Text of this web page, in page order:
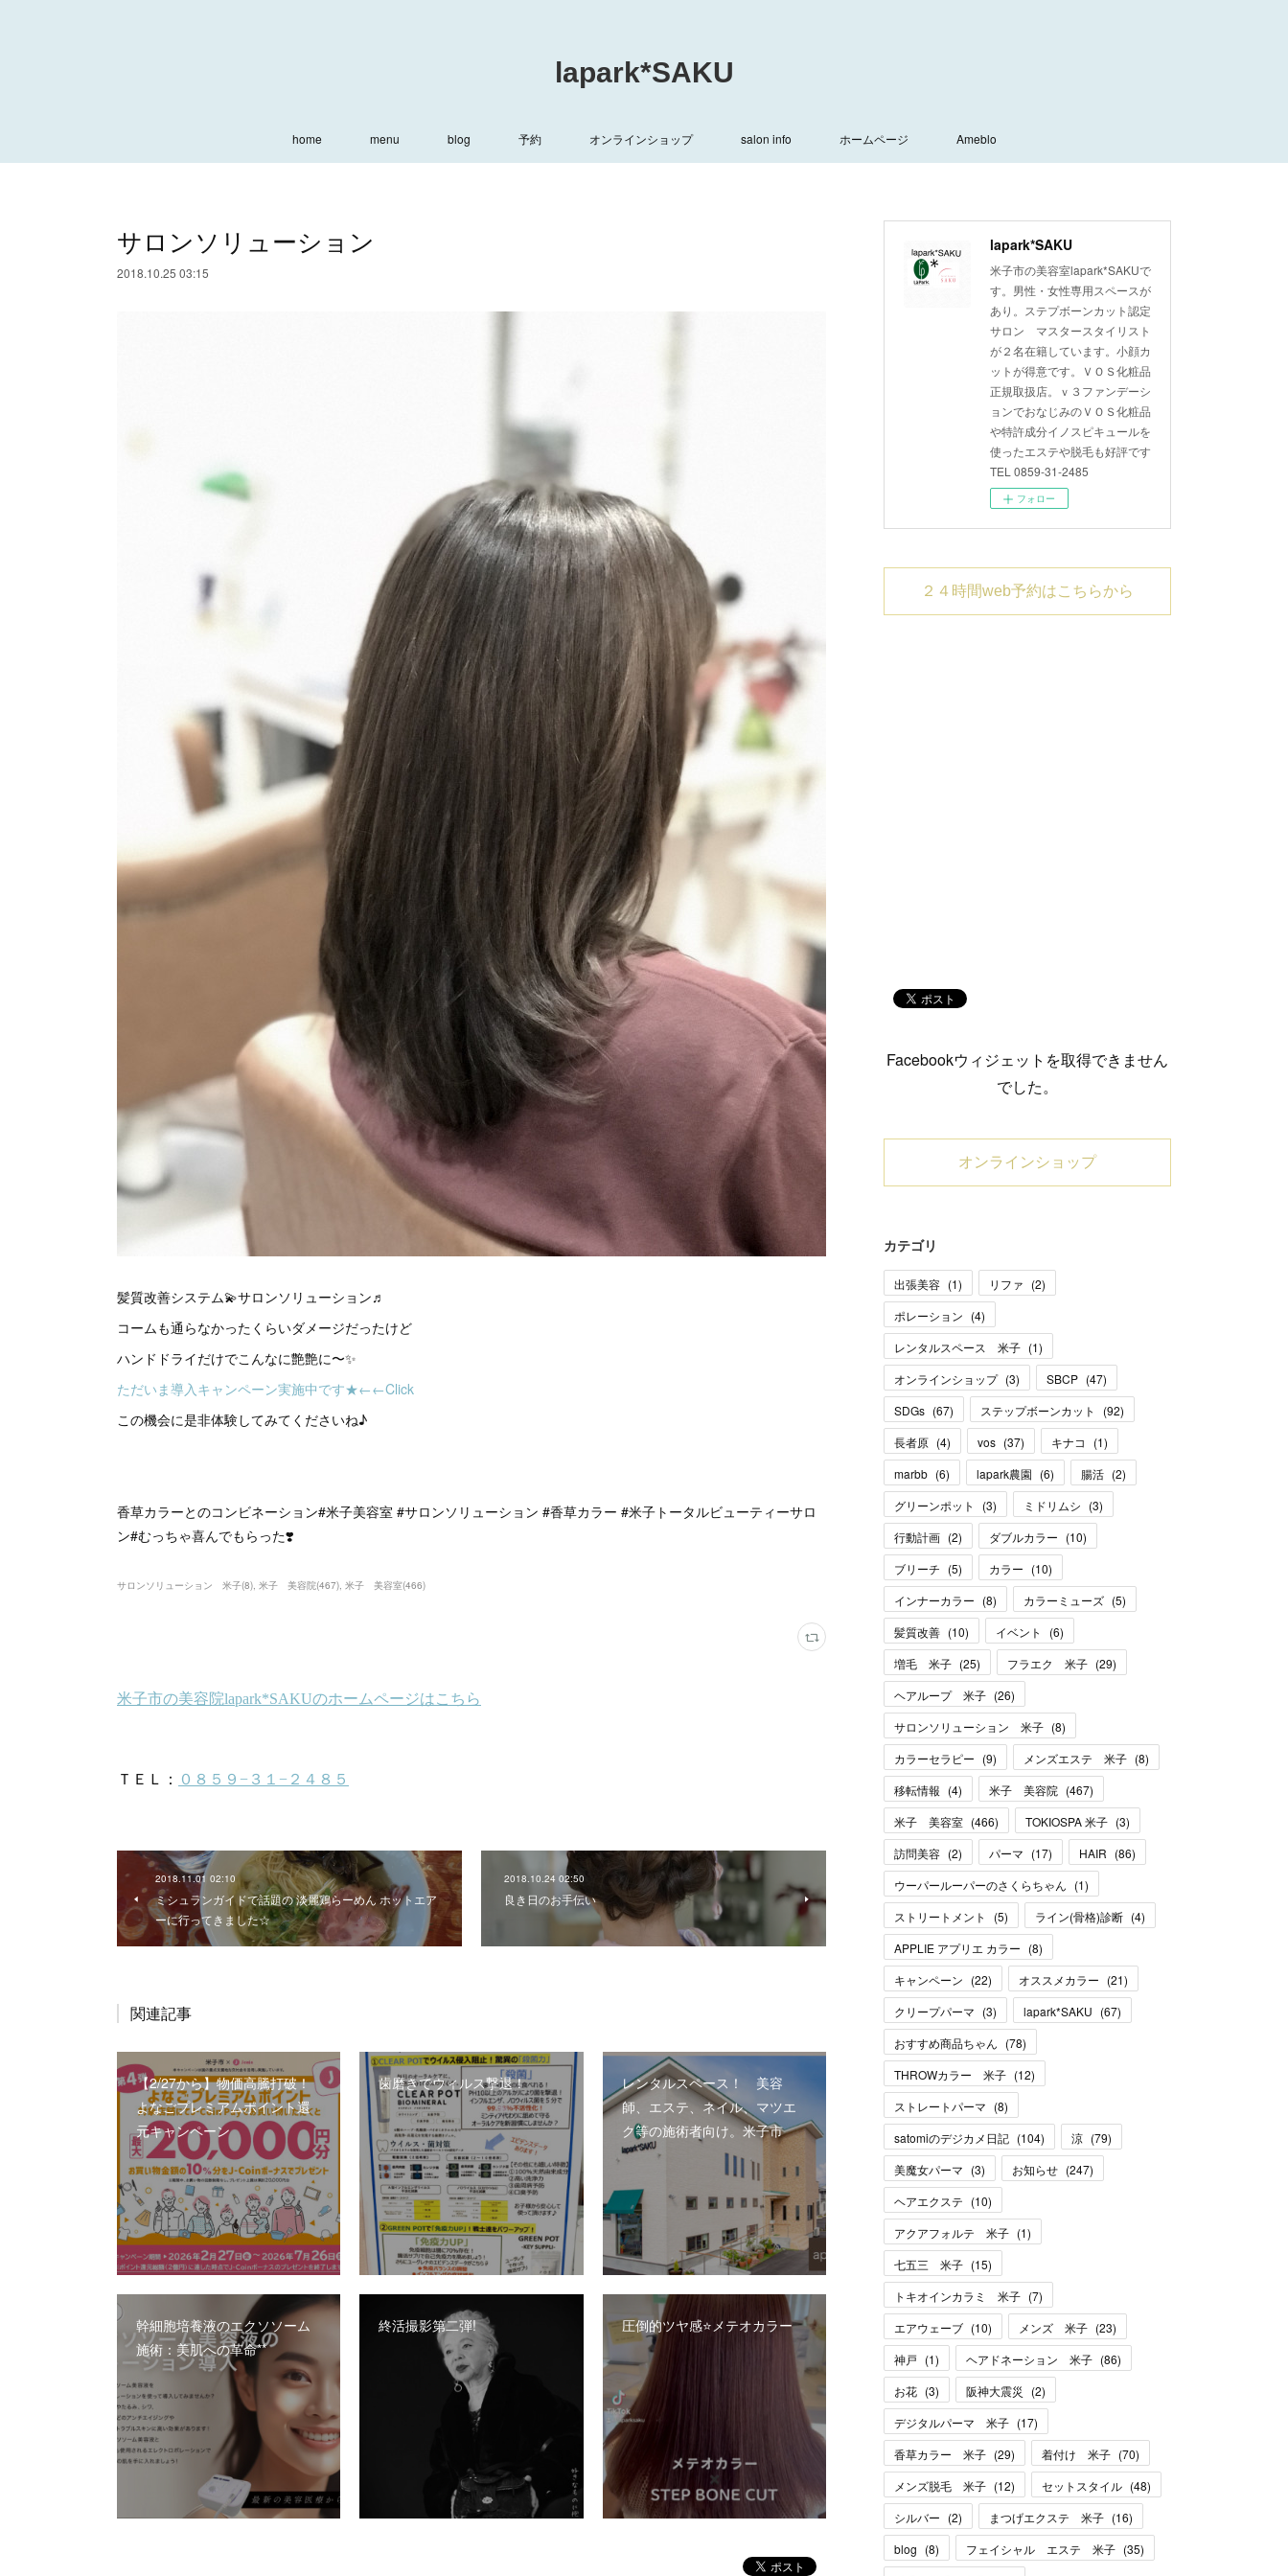
lapark*SAKU
home menu blog 予約 オンラインショップ salon info ホームページ Ameblo
サロンソリューション
2018.10.25 03:15
髪質改善システム💫サロンソリューション♬
コームも通らなかったくらいダメージだったけど
ハンドドライだけでこんなに艶艶に〜✨
ただいま導入キャンペーン実施中です★←←Click
この機会に是非体験してみてくださいね♪
香草カラーとのコンビネーション#米子美容室 #サロンソリューション #香草カラー #米子トータルビューティーサロ
ン#むっちゃ喜んでもらった❣️
サロンソリューション 米子(8) 米子 美容院(467) 米子 美容室(466)
2018.11.01 02:10
ミシュランガイドで話題の 淡麗鶏らーめん ホットエア
ーに行ってきました☆
2018.10.24 02:50
良き日のお手伝い
関連記事
【2/27から】物価高騰打破！
よなごプレミアムポイント還
元キャンペーン
歯磨きでウィルス撃退！
レンタルスペース！ 美容
師、エステ、ネイル、マツエ
ク等の施術者向け。米子市
幹細胞培養液のエクソソーム
施術：美肌への革命**
終活撮影第二弾! 圧倒的ツヤ感⭐️メテオカラー
lapark*SAKU
米子市の美容室lapark*SAKUで
す。男性・女性専用スペースが
あり。ステプボーンカット認定
サロン マスタースタイリスト
が２名在籍しています。小顔カ
ットが得意です。ＶＯＳ化粧品
正規取扱店。ｖ３ファンデーシ
ョンでおなじみのＶＯＳ化粧品
や特許成分イノスピキュールを
使ったエステや脱毛も好評です
TEL 0859-31-2485
フォロー
２４時間web予約はこちらから
Facebookウィジェットを取得できません
でした。
オンラインショップ
カテゴリ
出張美容 (1) リファ (2)
ポレーション (4)
レンタルスペース 米子 (1)
オンラインショップ (3) SBCP (47)
SDGs (67) ステップボーンカット (92)
長者原 (4) vos (37) キナコ (1)
marbb (6) lapark農園 (6) 腸活 (2)
グリーンポット
(3) ミドリムシ (3)
行動計画 (2) ダブルカラー (10)
ブリーチ (5) カラー (10)
インナーカラー (8) カラーミューズ (5)
髪質改善 (10) イベント (6)
増毛 米子 (25) フラエク 米子 (29)
ヘアループ 米子 (26)
サロンソリューション 米子 (8)
カラーセラピー (9) メンズエステ 米子 (8)
移転情報 (4) 米子 美容院 (467)
米子 美容室 (466) TOKIOSPA 米子 (3)
訪問美容 (2) パーマ (17) HAIR (86)
ウーパールーパーのさくらちゃん (1)
ストリートメント
(5) ライン(骨格)診断 (4)
APPLIE アプリエ カラー (8)
キャンペーン (22) オススメカラー (21)
クリープパーマ (3) lapark*SAKU (67)
おすすめ商品ちゃん (78)
THROWカラー 米子 (12)
ストレートパーマ (8)
satomiのデジカメ日記 (104) 涼 (79)
美魔女パーマ (3) お知らせ (247)
ヘアエクステ (10)
アクアフォルテ 米子 (1)
七五三 米子 (15)
トキオインカラミ 米子 (7)
エアウェーブ (10) メンズ 米子 (23)
神戸 (1) ヘアドネーション 米子 (86)
お花 (3) 阪神大震災 (2)
デジタルパーマ 米子 (17)
香草カラー 米子 (29) 着付け 米子 (70)
メンズ脱毛 米子 (12) セットスタイル (48)
シルバー (2) まつげエクステ 米子 (16)
blog (8) フェイシャル エステ 米子 (35)